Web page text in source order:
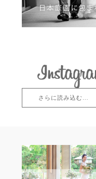
さらに読み込む…